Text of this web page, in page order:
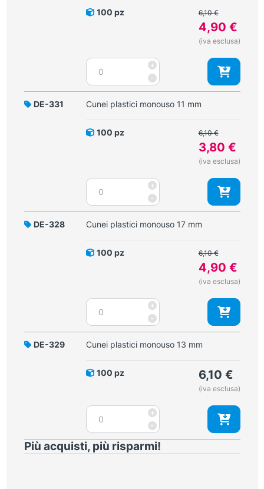
100 pz 6,10€Il
prezzo
originale
6,10 €.
4,90 €
Il
attuale
4,90 €.
(iva esclusa)
-
Cunei
plastici
monouso
15
+
DE-331 Cunei plastici monouso 11 mm
100 pz 6,10€Il
prezzo
originale
6,10 €.
3,80 €
Il
attuale
3,80 €.
(iva esclusa)
-
Cunei
plastici
monouso
11
+
DE-328 Cunei plastici monouso 17 mm
100 pz 6,10€Il
prezzo
originale
6,10 €.
4,90 €
Il
attuale
4,90 €.
(iva esclusa)
-
Cunei
plastici
monouso
17
+
DE-329 Cunei plastici monouso 13 mm
100 pz 6,10 €
(iva esclusa)
-
Cunei
plastici
monouso
13
+
Più acquisti, più risparmi!